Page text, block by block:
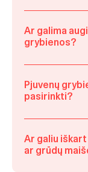
Ar galima
grybienos?
Pjuvenų
pasirinkti?
Ar galiu
ar grūdų